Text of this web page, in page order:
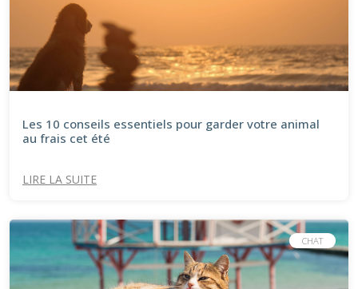
Les 10 conseils essentiels pour garder votre animal
au frais cet été
LIRE LA SUITE
CHAT